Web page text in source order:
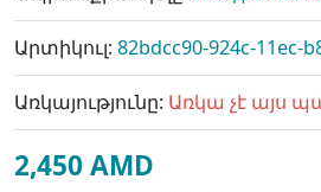
Արտիկուլ: 82bdcc90-924c-11ec-
Առկայությունը: Առկա չէ այս
2,450 AMD